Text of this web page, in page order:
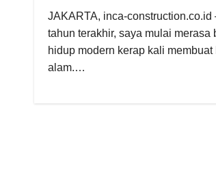
JAKARTA, inca-construction.co.id
tahun terakhir, saya mulai merasa
hidup modern kerap kali membuat
alam.…